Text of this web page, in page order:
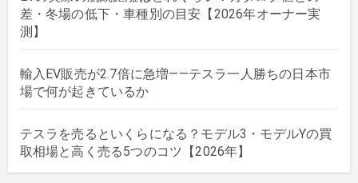
差・冬場の低下・車種別の目安【2026年オーナー実
測】
輸入EV販売が2.7倍に急増——テスラ一人勝ちの日本市
場で何が起きているか
テスラを売るといくらになる？モデル3・モデルYの買
取相場と高く売る5つのコツ【2026年】